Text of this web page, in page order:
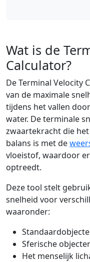
Wat is de
Calculator?
De Terminal Velocity
van de maximale
tijdens het vallen
water. De terminale
zwaartekracht die
balans is met de
vloeistof, waardoor
optreedt.
Deze tool stelt
snelheid voor
waaronder:
Sferische
Het menselijk